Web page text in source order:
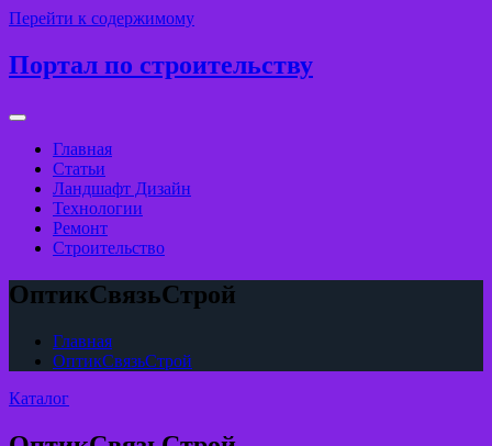
Перейти к содержимому
Портал по строительству
Главная
Статьи
Ландшафт Дизайн
Технологии
Ремонт
Строительство
ОптикСвязьСтрой
Главная
ОптикСвязьСтрой
Каталог